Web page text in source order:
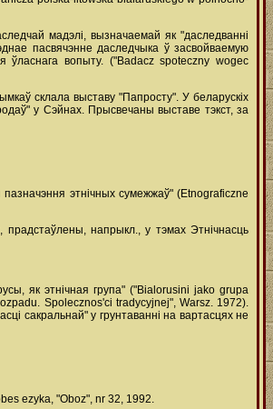
мадэлі, вызначаемай як "даследванні
пасвячэнне даследчыка ў засвойваемую
ўласнага вопыту. ("Badacz spoteczny wogec
склала выставу "Папросту". У беларускіх
у Сэйнах. Прысвечаны выставе тэкст, за
этнічных сумежжаў" (Etnograficzne
прадстаўлены, напрыкл., у тэмах Этнічнасць
як этнічная група" ("Bialorusini jako grupa
Spolecznos'ci tradycyjnej", Warsz. 1972).
сакральнай" у грунтаванні на вартасцях не
ezyka, "Oboz", nr 32, 1992.